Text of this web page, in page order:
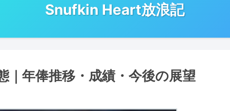
Snufkin Heart放浪記
｜年俸推移・成績・今後の展望